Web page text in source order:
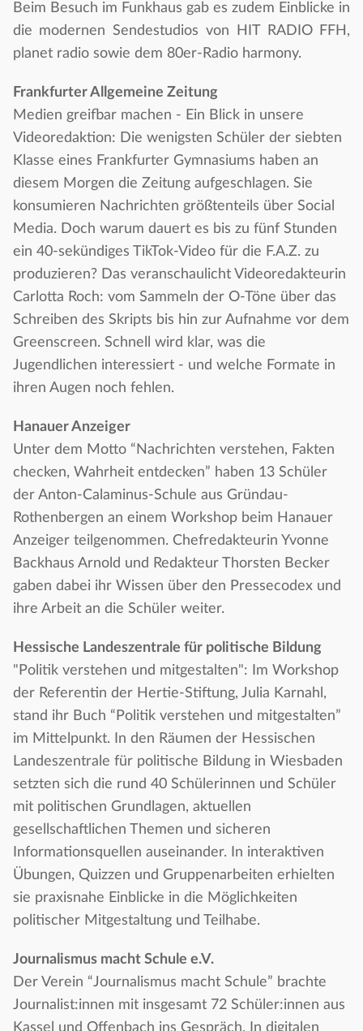
Beim Besuch im Funkhaus gab es zudem Einblicke in
die modernen Sendestudios von HIT RADIO FFH,
planet radio sowie dem 80er-Radio harmony.
Frankfurter Allgemeine Zeitung
Medien greifbar machen - Ein Blick in unsere
Videoredaktion: Die wenigsten Schüler der siebten
Klasse eines Frankfurter Gymnasiums haben an
diesem Morgen die Zeitung aufgeschlagen. Sie
konsumieren Nachrichten größtenteils über Social
Media. Doch warum dauert es bis zu fünf Stunden
ein 40-sekündiges TikTok-Video für die F.A.Z. zu
produzieren? Das veranschaulicht Videoredakteurin
Carlotta Roch: vom Sammeln der O-Töne über das
Schreiben des Skripts bis hin zur Aufnahme vor dem
Greenscreen. Schnell wird klar, was die
Jugendlichen interessiert - und welche Formate in
ihren Augen noch fehlen.
Hanauer Anzeiger
Unter dem Motto “Nachrichten verstehen, Fakten
checken, Wahrheit entdecken” haben 13 Schüler
der Anton-Calaminus-Schule aus Gründau-
Rothenbergen an einem Workshop beim Hanauer
Anzeiger teilgenommen. Chefredakteurin Yvonne
Backhaus Arnold und Redakteur Thorsten Becker
gaben dabei ihr Wissen über den Pressecodex und
ihre Arbeit an die Schüler weiter.
Hessische Landeszentrale für politische Bildung
"Politik verstehen und mitgestalten": Im Workshop
der Referentin der Hertie-Stiftung, Julia Karnahl,
stand ihr Buch “Politik verstehen und mitgestalten”
im Mittelpunkt. In den Räumen der Hessischen
Landeszentrale für politische Bildung in Wiesbaden
setzten sich die rund 40 Schülerinnen und Schüler
mit politischen Grundlagen, aktuellen
gesellschaftlichen Themen und sicheren
Informationsquellen auseinander. In interaktiven
Übungen, Quizzen und Gruppenarbeiten erhielten
sie praxisnahe Einblicke in die Möglichkeiten
politischer Mitgestaltung und Teilhabe.
Journalismus macht Schule e.V.
Der Verein “Journalismus macht Schule” brachte
Journalist:innen mit insgesamt 72 Schüler:innen aus
Kassel und Offenbach ins Gespräch. In digitalen